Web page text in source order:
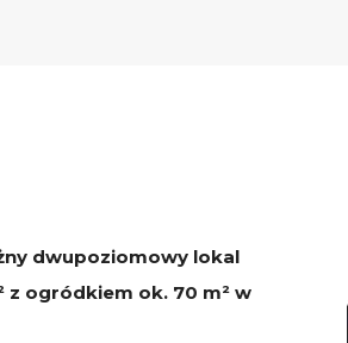
dwupoziomowy lokal
z ogródkiem ok. 70 m² w